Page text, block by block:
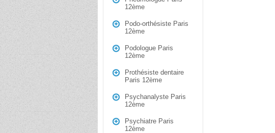
12ème
Podo-orthésiste Paris
12ème
Podologue Paris
12ème
Prothésiste dentaire
Paris 12ème
Psychanalyste Paris
12ème
Psychiatre Paris
12ème